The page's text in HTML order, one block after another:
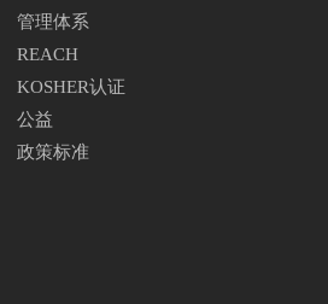
管理体系
REACH
KOSHER认证
公益
政策标准